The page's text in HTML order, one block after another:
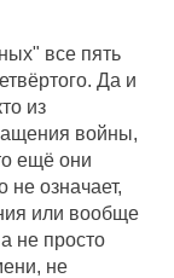
все пять
Да и
из
войны,
ещё они
не означает,
или вообще
не просто
не